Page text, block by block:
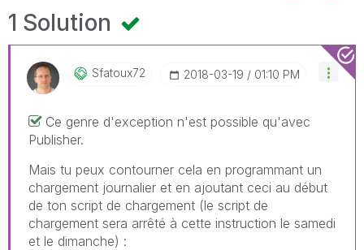
1 Solution
Sfatoux72 ‎2018-03-19 01:10 PM
Ce genre d'exception n'est possible qu'avec
Publisher.
Mais tu peux contourner cela en programmant un
chargement journalier et en ajoutant ceci au début
de ton script de chargement (le script de
chargement sera arrêté à cette instruction le samedi
et le dimanche) :